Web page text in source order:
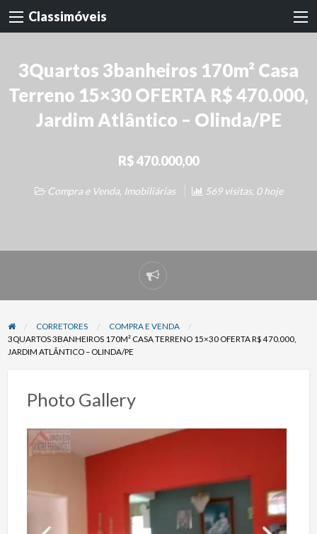
Classimóveis
3Quartos 3banheiros 170m² Casa
Terreno 15×30 OFERTA R$ 470.000,
Jardim Atlântico – Olinda/PE
R$ 470.000,00
Compra e Venda, Imobiliárias 569 visitas, 0 hoje
Denunciar
problema
CORRETORES
COMPRA E VENDA
3QUARTOS 3BANHEIROS 170M² CASA TERRENO 15×30 OFERTA R$ 470.000,
JARDIM ATLÂNTICO – OLINDA/PE
Photo Gallery